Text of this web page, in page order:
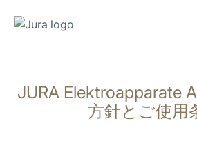
JURA Elektroapparate
方針とご使用